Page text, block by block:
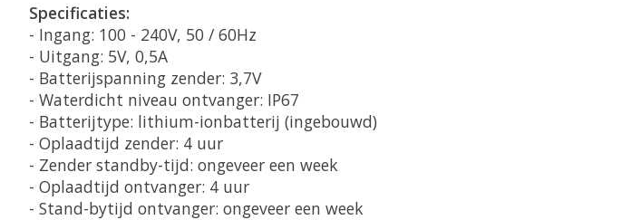
Specificaties:
- Ingang: 100 - 240V, 50 / 60Hz
- Uitgang: 5V, 0,5A
- Batterijspanning zender: 3,7V
- Waterdicht niveau ontvanger: IP67
- Batterijtype: lithium-ionbatterij (ingebouwd)
- Oplaadtijd zender: 4 uur
- Zender standby-tijd: ongeveer een week
- Oplaadtijd ontvanger: 4 uur
- Stand-bytijd ontvanger: ongeveer een week